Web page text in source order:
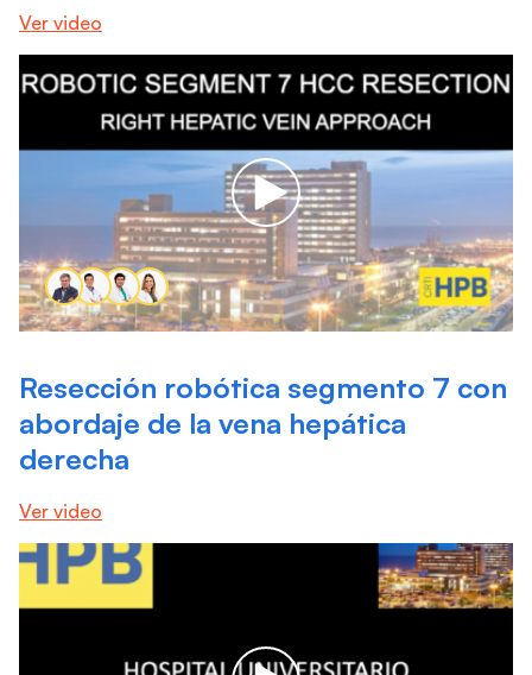
Ver video
Resección robótica segmento 7 con
abordaje de la vena hepática
derecha
Ver video